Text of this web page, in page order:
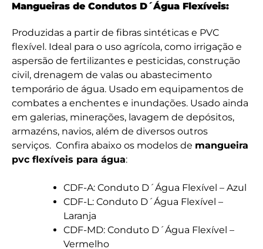
Mangueiras de Condutos D´Água Flexíveis:
Produzidas a partir de fibras sintéticas e PVC
flexível. Ideal para o uso agrícola, como irrigação e
aspersão de fertilizantes e pesticidas, construção
civil, drenagem de valas ou abastecimento
temporário de água. Usado em equipamentos de
combates a enchentes e inundações. Usado ainda
em galerias, minerações, lavagem de depósitos,
armazéns, navios, além de diversos outros
serviços. Confira abaixo os modelos de mangueira
pvc flexíveis para água:
CDF-A: Conduto D´Água Flexível – Azul
CDF-L: Conduto D´Água Flexível –
Laranja
CDF-MD: Conduto D´Água Flexível –
Vermelho